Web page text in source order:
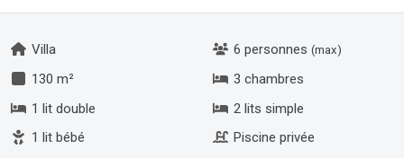
Villa 6 personnes (max)
130 m²
3 chambres
1 lit double
2 lits simple
1 lit bébé
Piscine privée